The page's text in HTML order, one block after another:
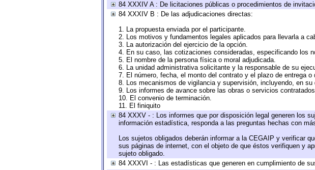
84 XXXIV A : De licitaciones públicas o procedimientos de
84 XXXIV B : De las adjudicaciones directas:
1. La propuesta enviada por el participante.
2. Los motivos y fundamentos legales aplicados para llevarla a
3. La autorización del ejercicio de la opción.
4. En su caso, las cotizaciones consideradas, especificando los
5. El nombre de la persona física o moral adjudicada.
6. La unidad administrativa solicitante y la responsable de su
7. El número, fecha, el monto del contrato y el plazo de entrega
8. Los mecanismos de vigilancia y supervisión, incluyendo, en
9. Los informes de avance sobre las obras o servicios
10. El convenio de terminación.
11. El finiquito
84 XXXV - : Los informes que por disposición legal generen los
información estadística, responda a las preguntas hechas con
Los sujetos obligados deberán informar a la CEGAIP y verificar
sus páginas de internet, con el objeto de que éstos verifiquen y
sujeto obligado.
84 XXXVI - : Las estadísticas que generen en cumplimiento de